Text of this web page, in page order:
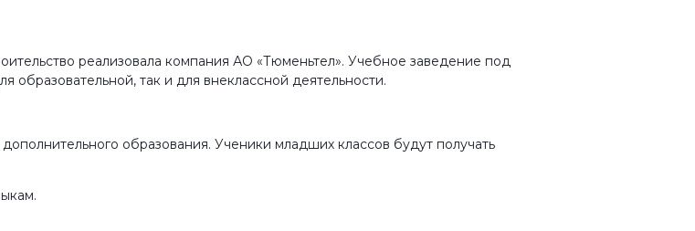
реализовала компания АО «Тюменьтел». Учебное заведение под
образовательной, так и для внеклассной деятельности.
образования. Ученики младших классов будут получать